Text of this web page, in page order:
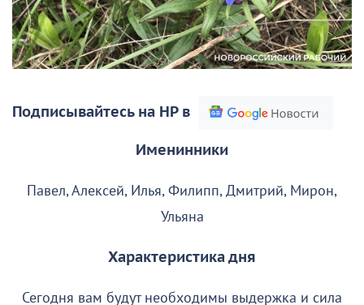
Подписывайтесь на НР в
Именинники
Павел, Алексей, Илья, Филипп, Дмитрий, Мирон,
Ульяна
Характеристика дня
Сегодня вам будут необходимы выдержка и сила